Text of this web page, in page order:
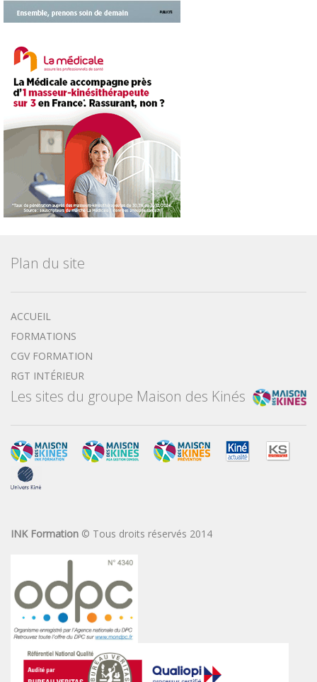
Plan du site
ACCUEIL
FORMATIONS
CGV FORMATION
RGT INTÉRIEUR
Les sites du groupe Maison des Kinés
INK Formation © Tous droits réservés 2014